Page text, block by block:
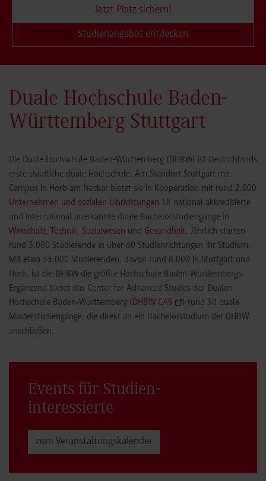
Jetzt Platz sichern!
Studienangebot entdecken
Duale Hochschule Baden-
Württemberg Stuttgart
Die Duale Hochschule Baden-Württemberg (DHBW) ist Deutschlands
erste staatliche duale Hochschule. Am Standort Stuttgart mit
Campus in Horb am Neckar bietet sie in Kooperation mit rund 2.000
Unternehmen und sozialen Einrichtungen 18 national akkreditierte
und international anerkannte duale Bachelorstudiengänge in
Wirtschaft, Technik, Sozialwesen und Gesundheit. Jährlich starten
rund 3.000 Studierende in über 60 Studienrichtungen ihr Studium.
Mit etwa 33.000 Studierenden, davon rund 8.000 in Stuttgart und
Horb, ist die DHBW die größte Hochschule Baden-Württembergs.
Ergänzend bietet das Center for Advanced Studies der Dualen
Hochschule Baden-Württemberg (DHBW CAS
) rund 30 duale
Masterstudiengänge, die direkt an ein Bachelorstudium der DHBW
anschließen.
Events für Studien­
interessierte
zum Veranstaltungs­kalender